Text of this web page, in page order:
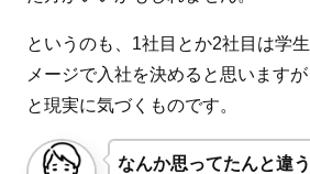
というのも、1社目とか2社目は学
メージで入社を決めると思います
と現実に気づくものです。
なんか思ってたんと違